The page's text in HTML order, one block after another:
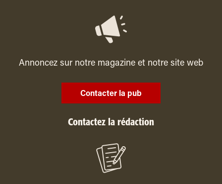
Annoncez sur notre magazine et notre site web
Contacter la pub
Contactez la rédaction